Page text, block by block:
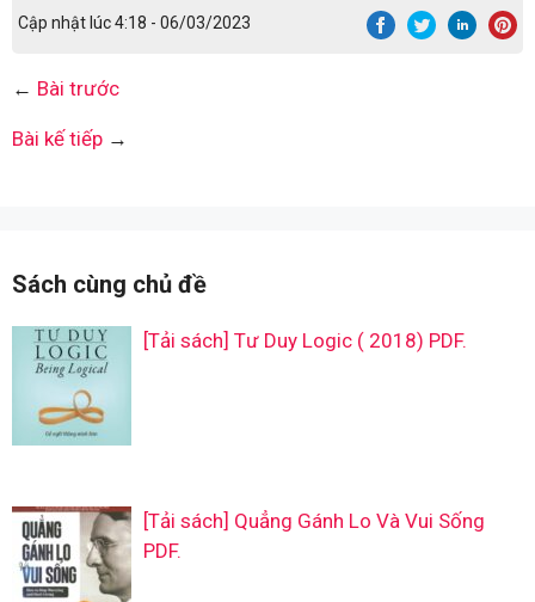
Cập nhật lúc 4:18 - 06/03/2023
← Bài trước
Bài kế tiếp →
Sách cùng chủ đề
[Tải sách] Tư Duy Logic ( 2018) PDF.
[Tải sách] Quẳng Gánh Lo Và Vui Sống
PDF.